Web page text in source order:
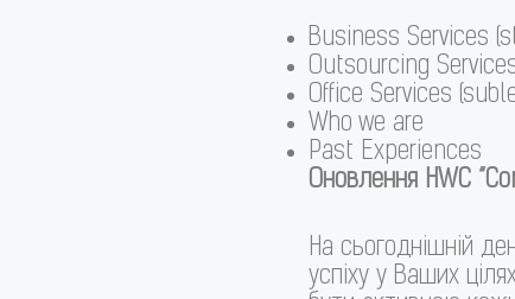
Business Services
Outsourcing
Office Services
Who we are
Past Experiences
Оновлення HWC
На сьогоднішній
успіху у Ваших